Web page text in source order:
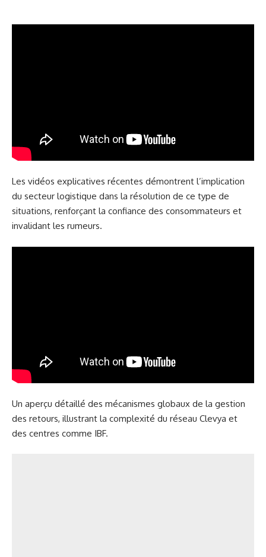
Les vidéos explicatives récentes démontrent l’implication
du secteur logistique dans la résolution de ce type de
situations, renforçant la confiance des consommateurs et
invalidant les rumeurs.
Un aperçu détaillé des mécanismes globaux de la gestion
des retours, illustrant la complexité du réseau Clevya et
des centres comme IBF.